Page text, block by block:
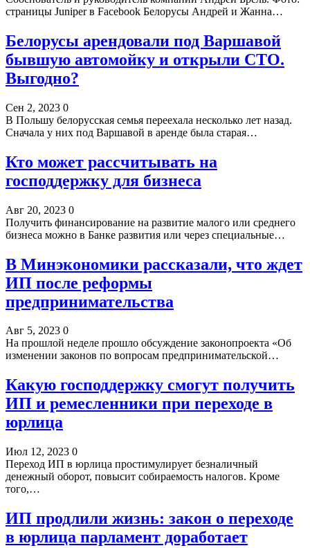
страницы Juniper в Facebook Белорусы Андрей и Жанна…
Белорусы арендовали под Варшавой
бывшую автомойку и открыли СТО.
Выгодно?
Сен 2, 2023 0
В Польшу белорусская семья переехала несколько лет назад.
Сначала у них под Варшавой в аренде была старая…
Кто может рассчитывать на
господдержку для бизнеса
Авг 20, 2023 0
Получить финансирование на развитие малого или среднего
бизнеса можно в Банке развития или через специальные…
В Минэкономики рассказали, что ждет
ИП после реформы
предпринимательства
Авг 5, 2023 0
На прошлой неделе прошло обсуждение законопроекта «Об
изменении законов по вопросам предпринимательской…
Какую господдержку смогут получить
ИП и ремесленники при переходе в
юрлица
Июл 12, 2023 0
Переход ИП в юрлица простимулирует безналичный
денежный оборот, повысит собираемость налогов. Кроме
того,…
ИП продлили жизнь: закон о переходе
в юрлица парламент доработает